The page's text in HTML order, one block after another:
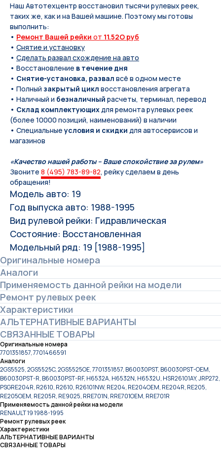
Наш Автотехцентр восстановил тысячи рулевых реек,
таких же, как и на Вашей машине. Поэтому мы готовы
выполнить:
• Ремонт Вашей рейки от 11.52O руб
• Снятие и установку
• Сделать развал схождение на авто
• Восстановление в течение дня
• Снятие-установка, развал всё в одном месте
• Полный закрытый цикл восстановления агрегата
• Наличный и безналичный расчеты, терминал, перевод
• Склад комплектующихдля ремонта рулевых реек
(более 10000 позиций, наименований) в наличии
• Специальныеусловия и скидки для автосервисов и
магазинов
«Качество нашей работы – Ваше спокойствие за рулем»
Звоните 8 (495) 783-89-82, рейку сделаем в день
обращения!
Модель авто: 19
Год выпуска авто: 1988-1995
Вид рулевой рейки: Гидравлическая
Состояние: Восстановленная
Модельный ряд: 19 [1988-1995]
Оригинальные номера
Аналоги
Применяемость данной рейки на модели
Ремонт рулевых реек
Характеристики
АЛЬТЕРНАТИВНЫЕ ВАРИАНТЫ
СВЯЗАННЫЕ ТОВАРЫ
Оригинальные номера
7701351857, 7701466591
Аналоги
2GS5525, 2GS5525C, 2GS5525OE, 7701351857, B60030PST, B60030PST-OEM,
B60030PST-R, B60030PST-RF, H6532A, H6532N, H6532U, HSR26101AY, JRP272,
PSGRE204R, R2610, R2610, R26101NW, RE204, RE204OEM, RE204R, RE205,
RE205OEM, RE205R, RE9025, RRE701N, RRE701OEM, RRE701R
Применяемость данной рейки на модели
RENAULT 19 1988-1995
Ремонт рулевых реек
Характеристики
АЛЬТЕРНАТИВНЫЕ ВАРИАНТЫ
СВЯЗАННЫЕ ТОВАРЫ